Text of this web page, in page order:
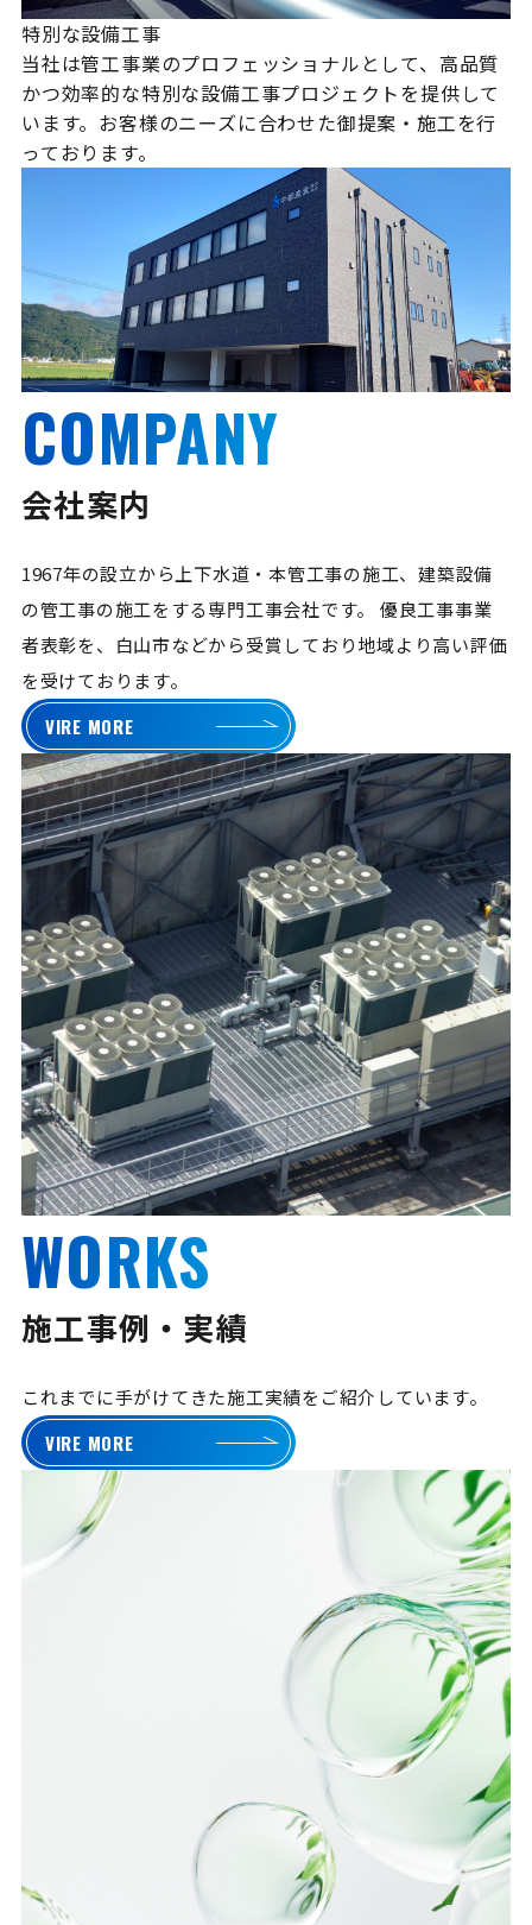
特別な設備工事
当社は管工事業のプロフェッショナルとして、高品質
かつ効率的な特別な設備工事プロジェクトを提供して
います。お客様のニーズに合わせた御提案・施工を行
っております。
COMPANY
会社案内
1967年の設立から上下水道・本管工事の施工、建築設備
の管工事の施工をする専門工事会社です。
優良工事事業
者表彰を、白山市などから受賞しており地域より高い評価
を受けております。
VIRE MORE
WORKS
施工事例・実績
これまでに手がけてきた施工実績をご紹介しています。
VIRE MORE